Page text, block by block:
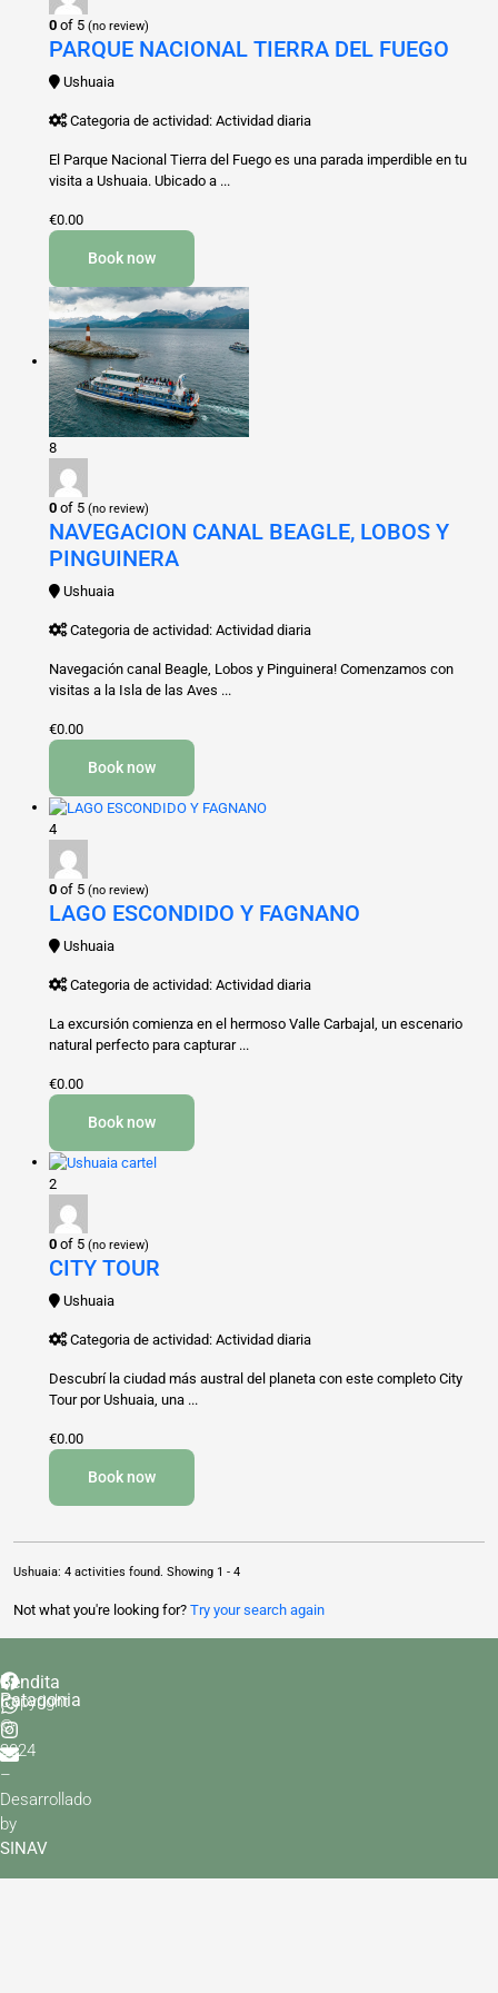
0 of 5 (no review)
PARQUE NACIONAL TIERRA DEL FUEGO
Ushuaia
Categoria de actividad: Actividad diaria
El Parque Nacional Tierra del Fuego es una parada imperdible en tu
visita a Ushuaia. Ubicado a ...
€0.00
Book now
8
0 of 5 (no review)
NAVEGACION CANAL BEAGLE, LOBOS Y
PINGUINERA
Ushuaia
Categoria de actividad: Actividad diaria
Navegación canal Beagle, Lobos y Pinguinera! Comenzamos con
visitas a la Isla de las Aves ...
€0.00
Book now
4
0 of 5 (no review)
LAGO ESCONDIDO Y FAGNANO
Ushuaia
Categoria de actividad: Actividad diaria
La excursión comienza en el hermoso Valle Carbajal, un escenario
natural perfecto para capturar ...
€0.00
Book now
2
0 of 5 (no review)
CITY TOUR
Ushuaia
Categoria de actividad: Actividad diaria
Descubrí la ciudad más austral del planeta con este completo City
Tour por Ushuaia, una ...
€0.00
Book now
Ushuaia: 4 activities found. Showing 1 - 4
Not what you're looking for? Try your search again
Copyright
©
2024
–
Desarrollado
by
SINAV
Bendita
Patagonia